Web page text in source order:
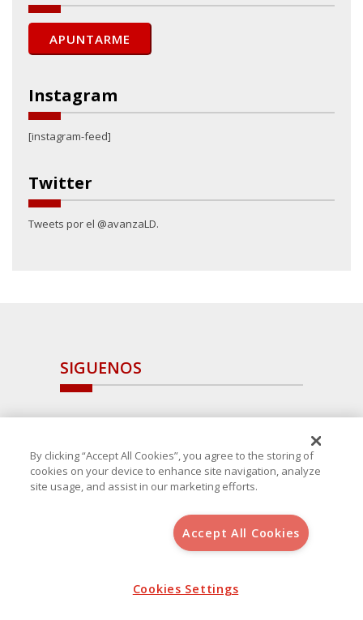
Instagram
[instagram-feed]
Twitter
Tweets por el @avanzaLD.
SIGUENOS
, S.L.U.(B-64405731) c/ San Norberto
Aviso Legal
Política de Cookies
By clicking “Accept All Cookies”, you agree to the storing of
cookies on your device to enhance site navigation, analyze
site usage, and assist in our marketing efforts.
Accept All Cookies
Cookies Settings